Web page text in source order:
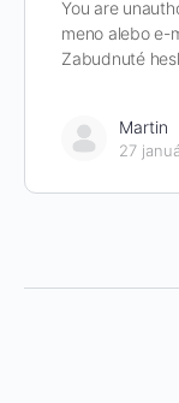
You are
meno alebo e-
Zabudnuté
Martin
27